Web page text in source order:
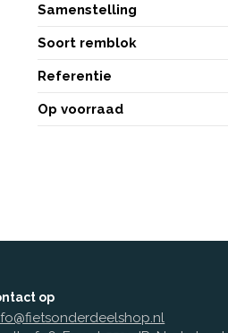
Samenstelling
Soort remblok
Referentie
Op voorraad
op